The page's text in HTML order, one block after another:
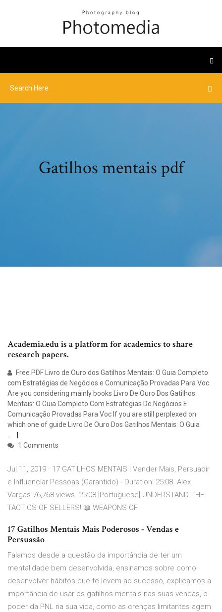
Gatilhos mentais pdf
Academia.edu is a platform for academics to share
research papers.
Free PDF Livro de Ouro dos Gatilhos Mentais: O Guia Completo
com Estratégias de Negócios e Comunicação Provadas Para Voc.
Are you considering mainly books Livro De Ouro Dos Gatilhos
Mentais: O Guia Completo Com Estratégias De Negócios E
Comunicação Provadas Para Voc If you are still perplexed on
which one of guide Livro De Ouro Dos Gatilhos Mentais: O Guia
…
1 Comments
Jul 11, 2019 · 17 GATILHOS MENTAIS | Vender Mais, Persuadir
e Influenciar Pessoas (Garantido) - Duration: 25:08. Alex
Vargas 76,768 views. 25:08 [Portuguese] UNDERSTAND THE
TACTICS OF SELLERS! 📖 WEAPONS OF
17 Gatilhos Mentais Mais Poderosos - Vendas e
Persuasão
Falamos desde a questão da importância de ter um
mentalidade bem desenvolvida, ensinamos sobre como
desenvolver hábitos que te levem ao sucesso, explicamos a
importância de usar os gatilhos mentais nas suas vendas, o
poder da PNL na sua vida, como as crenças limitantes agem